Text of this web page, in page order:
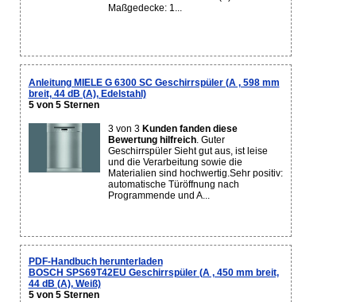
Maßgedecke: 1...
Anleitung MIELE G 6300 SC Geschirrspüler (A , 598 mm
breit, 44 dB (A), Edelstahl)
5 von 5 Sternen
3 von 3 Kunden fanden diese
Bewertung hilfreich. Guter
Geschirrspüler Sieht gut aus, ist leise
und die Verarbeitung sowie die
Materialien sind hochwertig.Sehr positiv:
automatische Türöffnung nach
Programmende und A...
PDF-Handbuch herunterladen
BOSCH SPS69T42EU Geschirrspüler (A , 450 mm breit,
44 dB (A), Weiß)
5 von 5 Sternen